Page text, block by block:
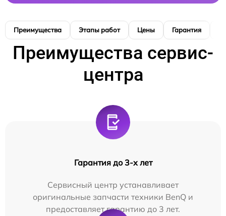
Преимущества Этапы работ Цены Гарантия
Преимущества сервис-
центра
Гарантия до 3-х лет
Сервисный центр устанавливает
оригинальные запчасти техники BenQ и
предоставляет гарантию до 3 лет.